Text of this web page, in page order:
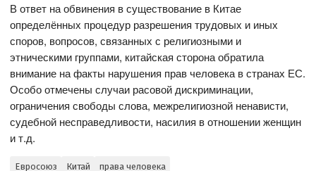
В ответ на обвинения в существование в Китае
определённых процедур разрешения трудовых и иных
споров, вопросов, связанных с религиозными и
этническими группами, китайская сторона обратила
внимание на факты нарушения прав человека в странах ЕС.
Особо отмечены случаи расовой дискриминации,
ограничения свободы слова, межрелигиозной ненависти,
судебной несправедливости, насилия в отношении женщин
и т.д.
Евросоюз Китай права человека